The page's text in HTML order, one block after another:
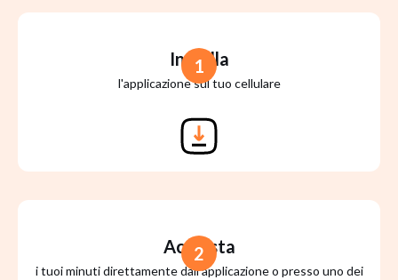
Installa
l'applicazione sul tuo cellulare
1
Acquista
i tuoi minuti direttamente dall'applicazione o presso uno dei
2